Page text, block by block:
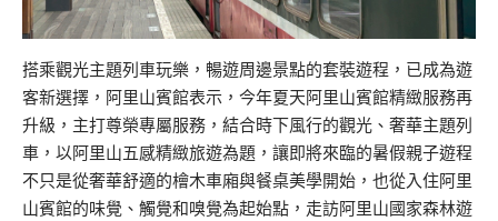
搭乘觀光主題列車玩樂，暢遊周邊景點的套裝遊程，已成為遊
客新選擇，阿里山賓館表示，今年夏天阿里山賓館精緻服務再
升級，主打尊榮專屬服務，結合時下風行的觀光、奢華主題列
車，以阿里山五感精緻旅遊為題，讓即將來臨的暑假親子遊程
不只是從奢華舒適的檜木車廂與餐桌美學開始，也從入住阿里
山賓館的味覺、觸覺和嗅覺為起始點，走訪阿里山國家森林遊